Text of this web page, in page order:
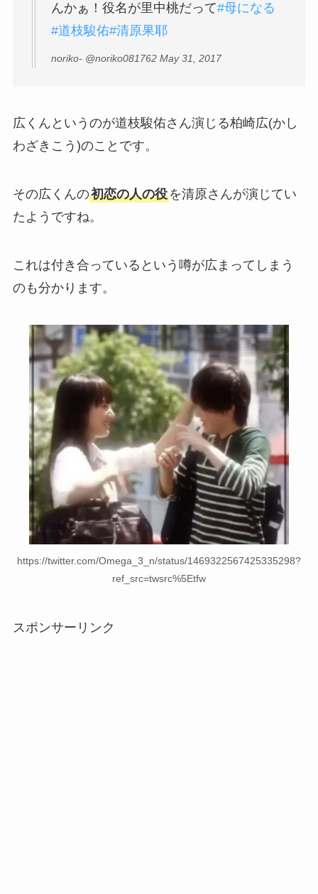
んかぁ！役名が里中桃だって#母になる
#道枝駿佑#清原果耶
noriko- @noriko081762 May 31, 2017
広くんというのが道枝駿佑さん演じる柏崎広(かし
わざきこう)のことです。
その広くんの初恋の人の役を清原さんが演じてい
たようですね。
これは付き合っているという噂が広まってしまう
のも分かります。
https://twitter.com/Omega_3_n/status/1469322567425335298?
ref_src=twsrc%5Etfw
スポンサーリンク